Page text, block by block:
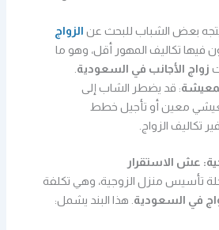
بعض الشباب للبحث عن الزواج
فيها تكاليف المهور أقل، وهو ما
زواج الأجانب في السعودية
: قد يضطر الشاب إلى
معين أو تأجيل خطط
تكاليف الزواج.
عش الاستقرار
تأسيس منزل الزوجية، وهي تكلفة
في السعودية . هذا البند يشمل: